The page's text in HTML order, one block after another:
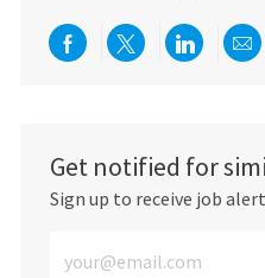
Share viaShare via
Share
Get notified for
Sign up to receive job